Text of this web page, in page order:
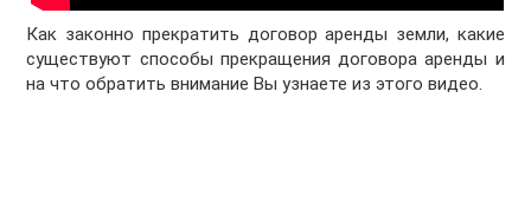
Как законно прекратить договор аренды земли, какие
существуют способы прекращения договора аренды и
на что обратить внимание Вы узнаете из этого видео.